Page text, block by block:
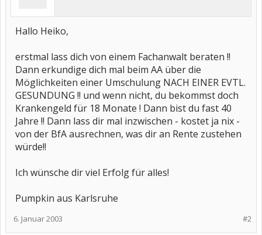
Hallo Heiko,
erstmal lass dich von einem Fachanwalt beraten !!
Dann erkundige dich mal beim AA über die
Möglichkeiten einer Umschulung NACH EINER EVTL.
GESUNDUNG !! und wenn nicht, du bekommst doch
Krankengeld für 18 Monate ! Dann bist du fast 40
Jahre !! Dann lass dir mal inzwischen - kostet ja nix -
von der BfA ausrechnen, was dir an Rente zustehen
würde!!
Ich wünsche dir viel Erfolg für alles!
Pumpkin aus Karlsruhe
#2
6. Januar 2003